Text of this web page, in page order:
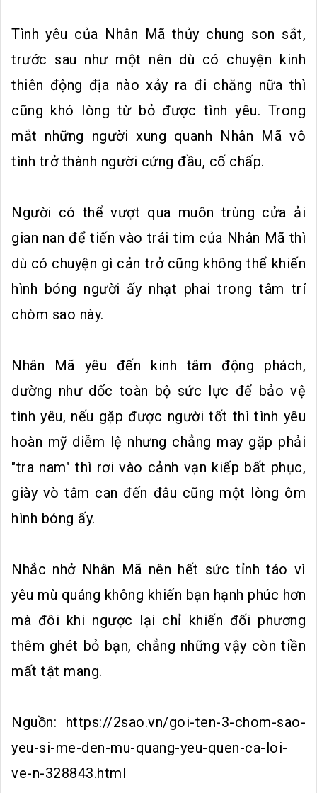
Tình yêu của Nhân Mã thủy chung son sắt,
trước sau như một nên dù có chuyện kinh
thiên động địa nào xảy ra đi chăng nữa thì
cũng khó lòng từ bỏ được tình yêu. Trong
mắt những người xung quanh Nhân Mã vô
tình trở thành người cứng đầu, cố chấp.
Người có thể vượt qua muôn trùng cửa ải
gian nan để tiến vào trái tim của Nhân Mã thì
dù có chuyện gì cản trở cũng không thể khiến
hình bóng người ấy nhạt phai trong tâm trí
chòm sao này.
Nhân Mã yêu đến kinh tâm động phách,
dường như dốc toàn bộ sức lực để bảo vệ
tình yêu, nếu gặp được người tốt thì tình yêu
hoàn mỹ diễm lệ nhưng chẳng may gặp phải
"tra nam" thì rơi vào cảnh vạn kiếp bất phục,
giày vò tâm can đến đâu cũng một lòng ôm
hình bóng ấy.
Nhắc nhở Nhân Mã nên hết sức tỉnh táo vì
yêu mù quáng không khiến bạn hạnh phúc hơn
mà đôi khi ngược lại chỉ khiến đối phương
thêm ghét bỏ bạn, chẳng những vậy còn tiền
mất tật mang.
Nguồn: https://2sao.vn/goi-ten-3-chom-sao-
yeu-si-me-den-mu-quang-yeu-quen-ca-loi-
ve-n-328843.html